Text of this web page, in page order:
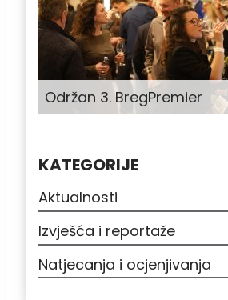
Održan 3. BregPremier
KATEGORIJE
Aktualnosti
Izvješća i reportaže
Natjecanja i ocjenjivanja